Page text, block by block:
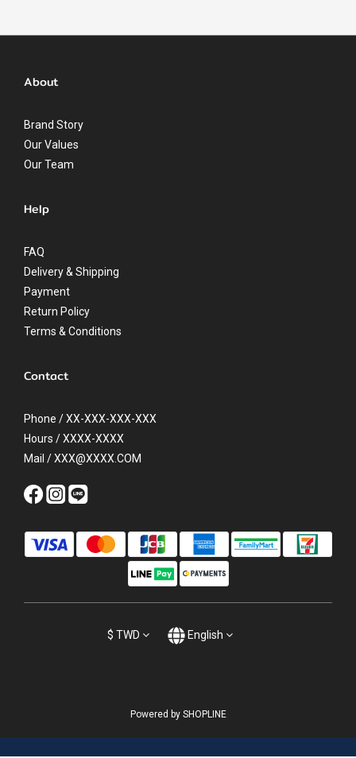
About
Brand Story
Our Values
Our Team
Help
FAQ
Delivery & Shipping
Payment
Return Policy
Terms & Conditions
Contact
Phone / XX-XXX-XXX-XXX
Hours / XXXX-XXXX
Mail / XXX@XXXX.COM
$ TWD English
Powered by SHOPLINE